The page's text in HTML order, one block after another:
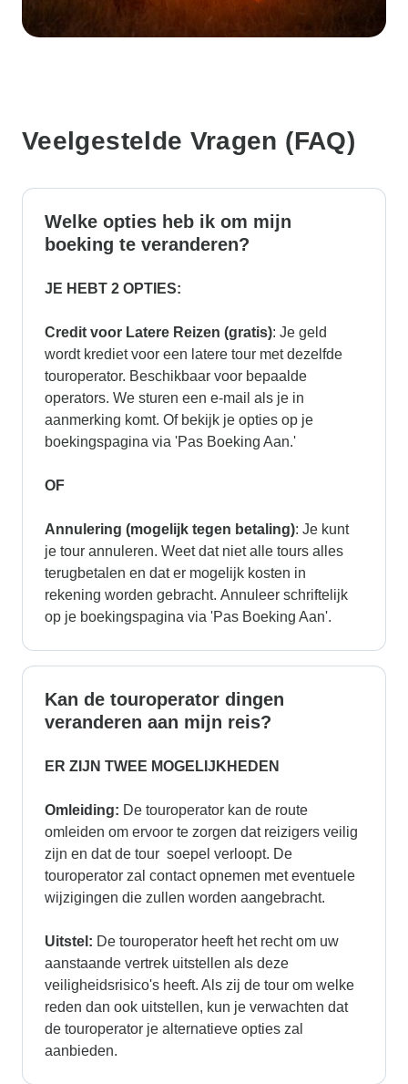
Veelgestelde Vragen (FAQ)
Welke opties heb ik om mijn
boeking te veranderen?
JE HEBT 2 OPTIES:
Credit voor Latere Reizen (gratis): Je geld
wordt krediet voor een latere tour met dezelfde
touroperator. Beschikbaar voor bepaalde
operators. We sturen een e-mail als je in
aanmerking komt. Of bekijk je opties op je
boekingspagina via 'Pas Boeking Aan.'
OF
Annulering (mogelijk tegen betaling): Je kunt
je tour annuleren. Weet dat niet alle tours alles
terugbetalen en dat er mogelijk kosten in
rekening worden gebracht. Annuleer schriftelijk
op je boekingspagina via 'Pas Boeking Aan'.
Kan de touroperator dingen
veranderen aan mijn reis?
ER ZIJN TWEE MOGELIJKHEDEN
Omleiding: De touroperator kan de route
omleiden om ervoor te zorgen dat reizigers veilig
zijn en dat de tour soepel verloopt. De
touroperator zal contact opnemen met eventuele
wijzigingen die zullen worden aangebracht.
Uitstel: De touroperator heeft het recht om uw
aanstaande vertrek uitstellen als deze
veiligheidsrisico's heeft. Als zij de tour om welke
reden dan ook uitstellen, kun je verwachten dat
de touroperator je alternatieve opties zal
aanbieden.